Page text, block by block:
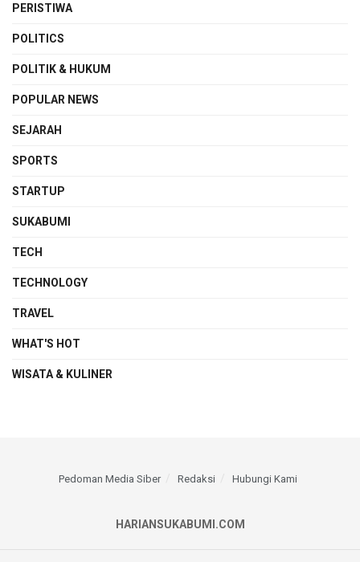
PERISTIWA
POLITICS
POLITIK & HUKUM
POPULAR NEWS
SEJARAH
SPORTS
STARTUP
SUKABUMI
TECH
TECHNOLOGY
TRAVEL
WHAT'S HOT
WISATA & KULINER
Pedoman Media Siber Redaksi Hubungi Kami
HARIANSUKABUMI.COM